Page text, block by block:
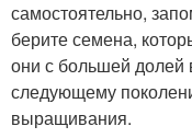
самостоятельно,
берите семена,
они с большей долей
следующему
выращивания.